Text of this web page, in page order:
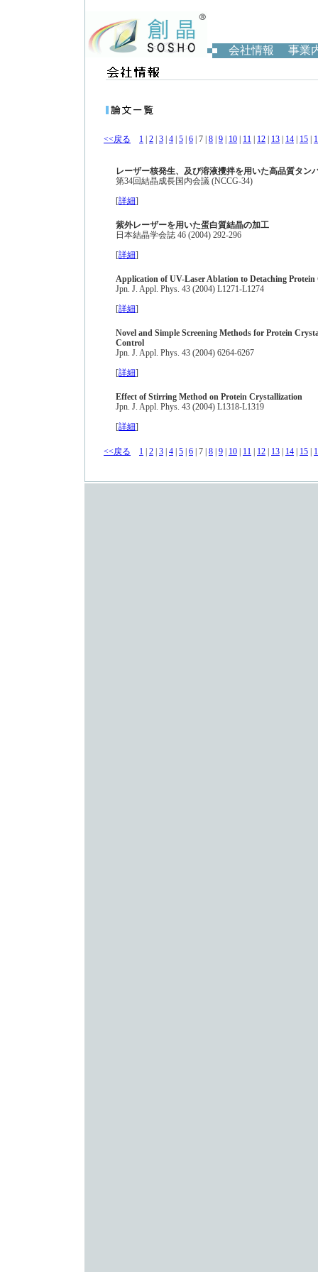
会社情報 事業
<<戻る 1 2 3 4 5 6 | 7 | 8 9 10 11 12 13 14 15
レーザー核発生、及び溶液攪拌を用いた高品質タン
第34回結晶成長国内会議 (NCCG-34)
[詳細]
紫外レーザーを用いた蛋白質結晶の加工
日本結晶学会誌 46 (2004) 292-296
[詳細]
Application of UV-Laser Ablation to Detaching
Jpn. J. Appl. Phys. 43 (2004) L1271-L1274
[詳細]
Novel and Simple Screening Methods for Protein
Control
Jpn. J. Appl. Phys. 43 (2004) 6264-6267
[詳細]
Effect of Stirring Method on Protein Crystallization
Jpn. J. Appl. Phys. 43 (2004) L1318-L1319
[詳細]
<<戻る 1 2 3 4 5 6 | 7 | 8 9 10 11 12 13 14 15